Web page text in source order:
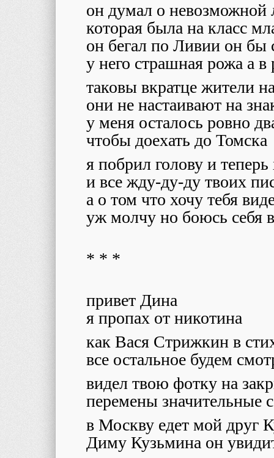
он думал о невозможной
которая была на класс
он бегал по Ливии он бы
у него страшная рожа а в
таковы вкратце жители
они не настаивают на
у меня осталось ровно
чтобы доехать до Томска
я побрил голову и
и все жду-ду-ду твоих
а о том что хочу тебя
уж молчу но боюсь себя
* * *
привет Дина
я пропах от никотина
как Вася Стрижкин в
все остальное будем
видел твою фотку на
перемены значительные
в Москву едет мой друг
Диму Кузьмина он